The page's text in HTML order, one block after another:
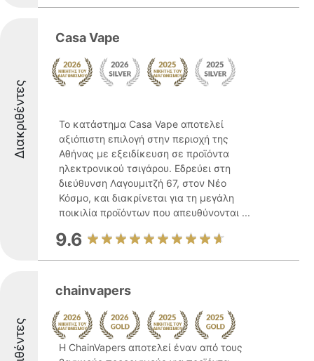
Διακριθέντες
Casa Vape
Το κατάστημα Casa Vape αποτελεί
αξιόπιστη επιλογή στην περιοχή της
Αθήνας με εξειδίκευση σε προϊόντα
ηλεκτρονικού τσιγάρου. Εδρεύει στη
διεύθυνση Λαγουμιτζή 67, στον Νέο
Κόσμο, και διακρίνεται για τη μεγάλη
ποικιλία προϊόντων που απευθύνονται ...
9.6
chainvapers
Η ChainVapers αποτελεί έναν από τους